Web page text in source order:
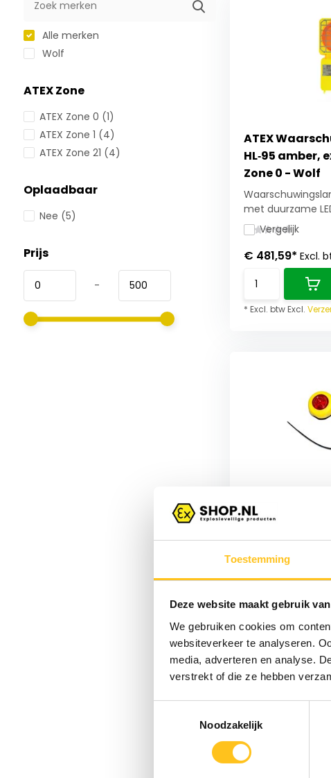
Toestemming
Deze website maakt gebruik
We gebruiken cookies om
websiteverkeer te analyseren.
media, adverteren en analyse.
verstrekt of die ze hebben
Noodzakelijk
Alle merken
Wolf
ATEX Zone
ATEX Zone 0 (1)
ATEX Zone 1 (4)
ATEX Zone 21 (4)
Oplaadbaar
Nee (5)
Prijs
-
ATEX
HL‑95 amber,
Zone 0 - Wolf
met duurzame
Vergelijk
€ 481,59* Excl.
* Excl. btw Excl.
incl. batterijen -
Compacte ATEX
* Excl. btw Excl.
risico vormt.